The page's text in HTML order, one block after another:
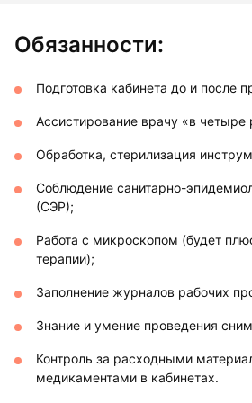
Обязанности:
Подготовка кабинета до и после
Ассистирование врачу «в четыре
Обработка, стерилизация
Соблюдение санитарно-
(СЭР);
Работа с микроскопом (будет
терапии);
Заполнение журналов рабочих
Знание и умение проведения
Контроль за расходными
медикаментами в кабинетах.